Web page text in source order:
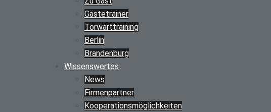
Gästetrainer
Torwarttraining
Berlin
Brandenburg
Wissenswertes
News
Firmenpartner
Kooperations­möglichkeiten